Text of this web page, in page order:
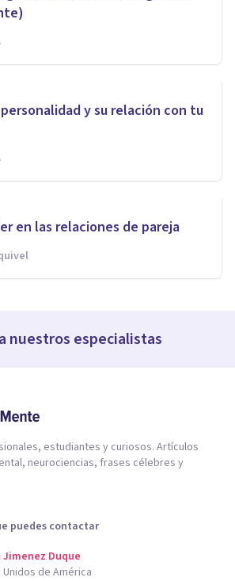
y su relación con tu
en las relaciones de pareja
nuestros especialistas
estudiantes y curiosos. Artículos
neurociencias, frases célebres y
puedes contactar
Duque
de América